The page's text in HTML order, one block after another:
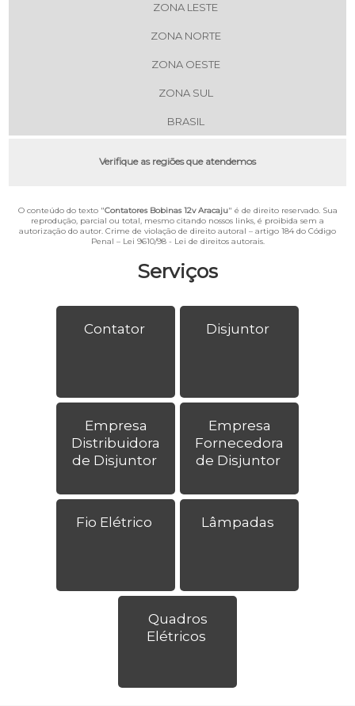
Serviços
Contator Disjuntor
Empresa
Distribuidora
de Disjuntor
Empresa
Fornecedora
de Disjuntor
Fio Elétrico Lâmpadas
Quadros
Elétricos
ZONA LESTE
ZONA NORTE
ZONA OESTE
ZONA SUL
BRASIL
Verifique as regiões que atendemos
O conteúdo do texto "Contatores Bobinas 12v Aracaju" é de direito reservado. Sua
reprodução, parcial ou total, mesmo citando nossos links, é proibida sem a
autorização do autor. Crime de violação de direito autoral – artigo 184 do Código
Penal – Lei 9610/98 - Lei de direitos autorais.